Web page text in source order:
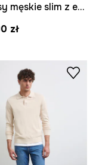
Jeansy męskie slim z efektem sprania
zł